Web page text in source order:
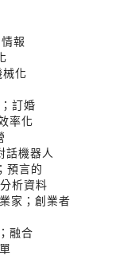
報
化
訂婚
率化
機器人
預言的
析資料
家；創業者
融合